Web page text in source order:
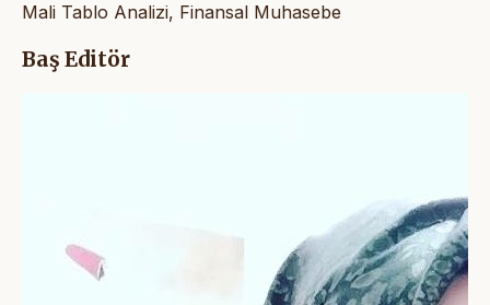
Mali Tablo Analizi, Finansal Muhasebe
Baş Editör